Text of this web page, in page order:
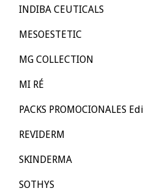
INDIBA CEUTICALS
MESOESTETIC
MG COLLECTION
MI RÉ
PACKS PROMOCIONALES
REVIDERM
SKINDERMA
SOTHYS